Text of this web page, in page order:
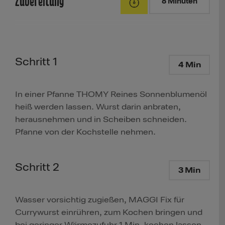
Schritt 1 4 Min
In einer Pfanne THOMY Reines Sonnenblumenöl
heiß werden lassen. Wurst darin anbraten,
herausnehmen und in Scheiben schneiden.
Pfanne von der Kochstelle nehmen.
Schritt 2 3 Min
Wasser vorsichtig zugießen, MAGGI Fix für
Currywurst einrühren, zum Kochen bringen und